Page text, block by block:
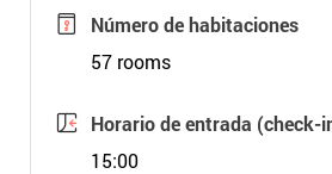
Número de habitaciones
57 rooms
Horario de entrada (check-
15:00